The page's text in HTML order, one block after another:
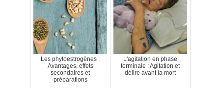
Les phytoestrogènes :
Avantages, effets
secondaires et
préparations
L'agitation en phase
terminale : Agitation et
délire avant la mort